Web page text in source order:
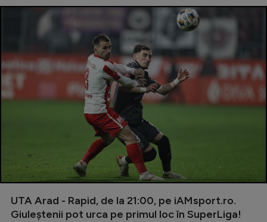
UTA Arad - Rapid, de la 21:00, pe iAMsport.ro.
Giuleștenii pot urca pe primul loc în SuperLiga!